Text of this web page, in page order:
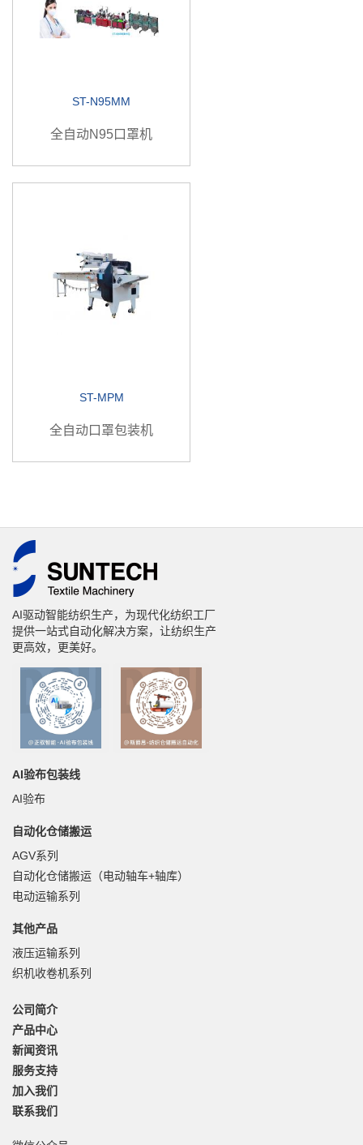
ST-N95MM
全自动N95口罩机
ST-MPM
全自动口罩包装机
AI驱动智能纺织生产，为现代化纺织工厂
提供一站式自动化解决方案，让纺织生产
更高效，更美好。
AI验布包装线
AI验布
自动化仓储搬运
AGV系列
自动化仓储搬运（电动轴车+轴库）
电动运输系列
其他产品
液压运输系列
织机收卷机系列
公司简介
产品中心
新闻资讯
服务支持
加入我们
联系我们